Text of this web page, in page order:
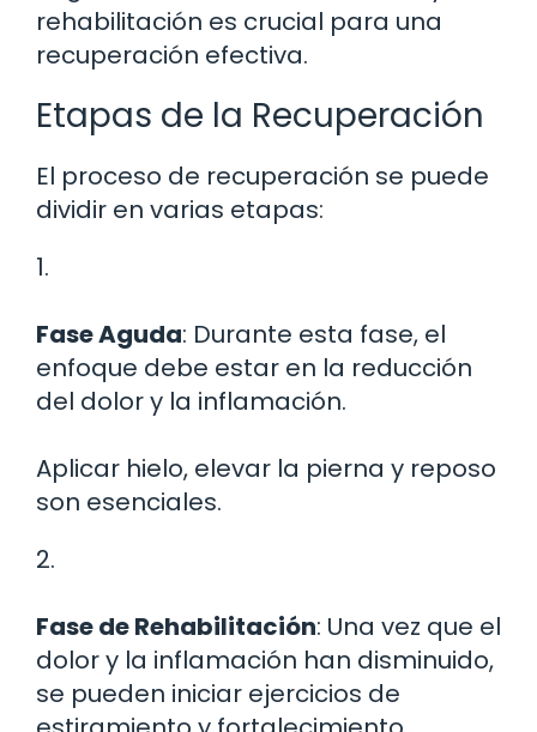
rehabilitación es crucial para una
recuperación efectiva.
Etapas de la Recuperación
El proceso de recuperación se puede
dividir en varias etapas:
1.
Fase Aguda: Durante esta fase, el
enfoque debe estar en la reducción
del dolor y la inflamación.
Aplicar hielo, elevar la pierna y reposo
son esenciales.
2.
Fase de Rehabilitación: Una vez que el
dolor y la inflamación han disminuido,
se pueden iniciar ejercicios de